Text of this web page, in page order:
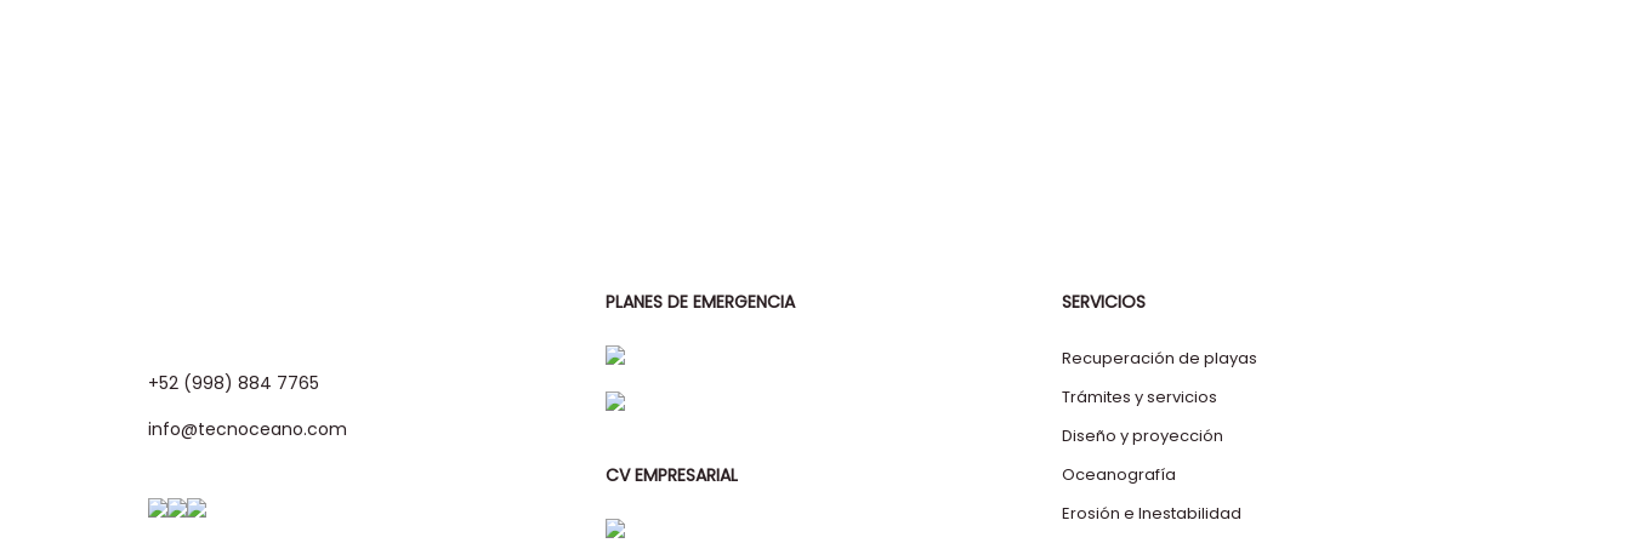
+52 (998) 884 7765
info@tecnoceano.com
PLANES DE EMERGENCIA
CV EMPRESARIAL
SERVICIOS
Recuperación de playas
Trámites y servicios
Diseño y proyección
Oceanografía
Erosión e Inestabilidad